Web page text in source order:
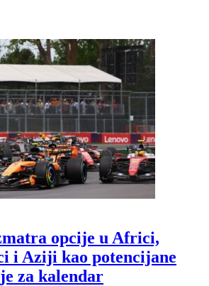
opcije u Africi,
i Aziji kao potencijane
za kalendar